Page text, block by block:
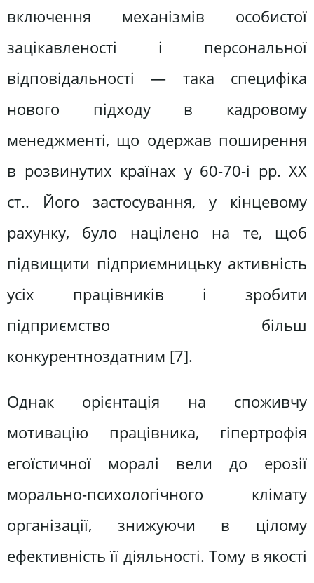
включення механізмів особистої
зацікавленості і персональної
відповідальності — така специфіка
нового підходу в кадровому
менеджменті, що одержав поширення
в розвинутих країнах у 60-70-і рр. ХХ
ст.. Його застосування, у кінцевому
рахунку, було націлено на те, щоб
підвищити підприємницьку активність
усіх працівників і зробити
підприємство більш
конкурентноздатним [7].
Однак орієнтація на споживчу
мотивацію працівника, гіпертрофія
егоїстичної моралі вели до ерозії
морально-психологічного клімату
організації, знижуючи в цілому
ефективність її діяльності. Тому в якості